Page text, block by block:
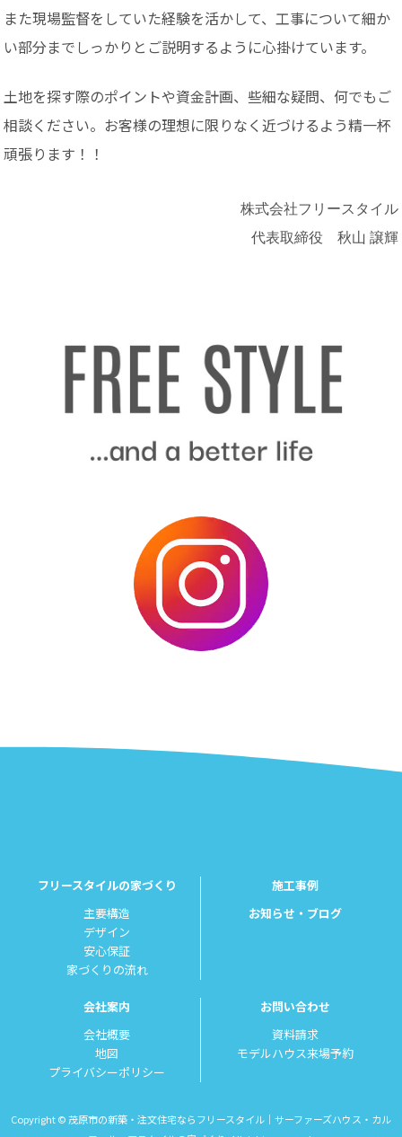
また現場監督をしていた経験を活かして、工事について細か
い部分までしっかりとご説明するように心掛けています。
土地を探す際のポイントや資金計画、些細な疑問、何でもご
相談ください。お客様の理想に限りなく近づけるよう精一杯
頑張ります！！
株式会社フリースタイル
代表取締役 秋山 譲輝
フリースタイルの家づくり
主要構造
デザイン
安心保証
家づくりの流れ
施工事例
お知らせ・ブログ
会社案内
会社概要
地図
プライバシーポリシー
お問い合わせ
資料請求
モデルハウス来場予約
Copyright © 茂原市の新築・注文住宅ならフリースタイル｜サーファーズハウス・カル